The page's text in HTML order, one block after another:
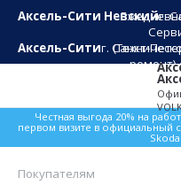
Аксель-Сити Невскийг.
Аксель-Ситиг. Санкт-
ремонт)
Честная выгода 20% на
первом визите в официальный
Покупателям